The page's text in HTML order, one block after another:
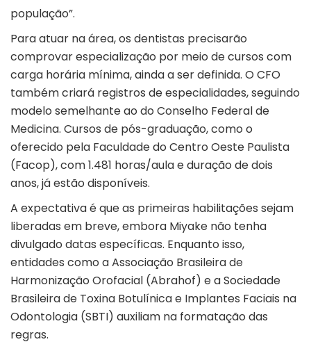
população”.
Para atuar na área, os dentistas precisarão
comprovar especialização por meio de cursos com
carga horária mínima, ainda a ser definida. O CFO
também criará registros de especialidades, seguindo
modelo semelhante ao do Conselho Federal de
Medicina. Cursos de pós-graduação, como o
oferecido pela Faculdade do Centro Oeste Paulista
(Facop), com 1.481 horas/aula e duração de dois
anos, já estão disponíveis.
A expectativa é que as primeiras habilitações sejam
liberadas em breve, embora Miyake não tenha
divulgado datas específicas. Enquanto isso,
entidades como a Associação Brasileira de
Harmonização Orofacial (Abrahof) e a Sociedade
Brasileira de Toxina Botulínica e Implantes Faciais na
Odontologia (SBTI) auxiliam na formatação das
regras.